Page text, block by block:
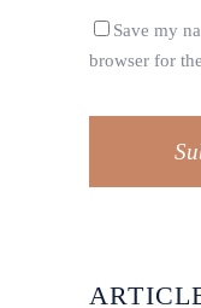
Save my
browser for